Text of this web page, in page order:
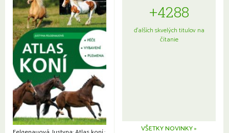
+4288
ďalších skvelých titulov na
čítanie
VŠETKY NOVINKY »